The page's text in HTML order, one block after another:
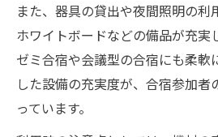
また、器具の貸出や夜間照明の利
ホワイトボードなどの備品が充実
ゼミ合宿や会議型の合宿にも柔軟
した設備の充実度が、合宿参加者
っています。